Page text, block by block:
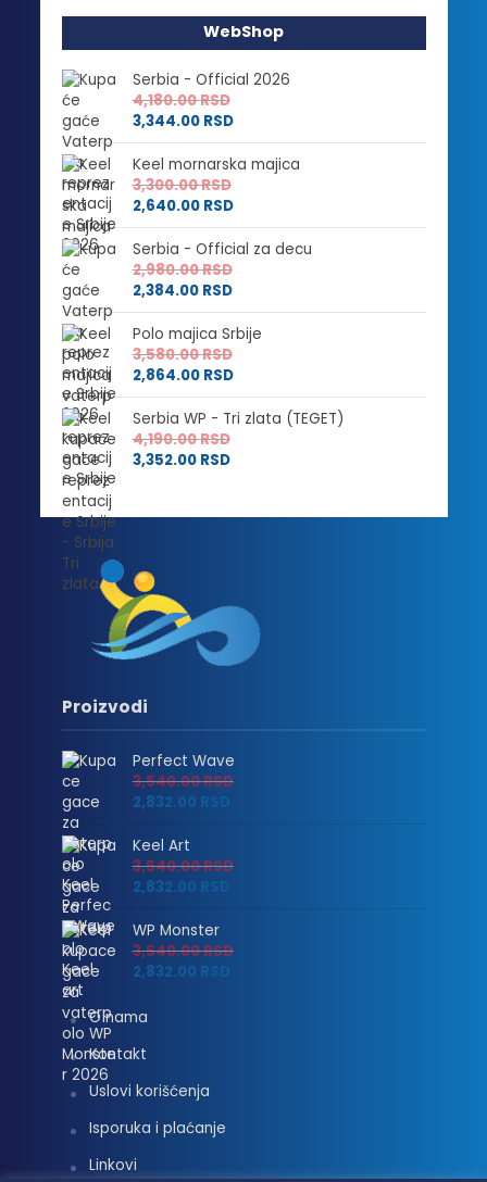
WebShop
Serbia - Official 2026
4,180.00RSD
3,344.00 RSD
Keel mornarska majica
3,300.00RSD
2,640.00 RSD
Serbia - Official za decu
2,980.00RSD
2,384.00 RSD
Polo majica Srbije
3,580.00RSD
2,864.00 RSD
Serbia WP - Tri zlata (TEGET)
4,190.00RSD
3,352.00 RSD
Proizvodi
Perfect Wave
3,540.00RSD
2,832.00 RSD
Keel Art
3,540.00RSD
2,832.00 RSD
WP Monster
3,540.00RSD
2,832.00 RSD
O nama
Kontakt
Uslovi korišćenja
Isporuka i plaćanje
Linkovi